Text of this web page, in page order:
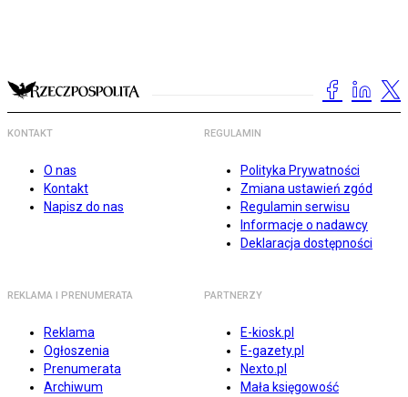
KONTAKT
O nas
Kontakt
Napisz do nas
REGULAMIN
Polityka Prywatności
Zmiana ustawień zgód
Regulamin serwisu
Informacje o nadawcy
Deklaracja dostępności
REKLAMA I PRENUMERATA
Reklama
Ogłoszenia
Prenumerata
Archiwum
PARTNERZY
E-kiosk.pl
E-gazety.pl
Nexto.pl
Mała księgowość